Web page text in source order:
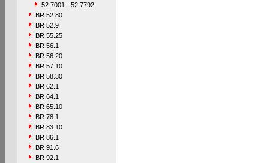
52 7001 - 52 7792
BR 52.80
BR 52.9
BR 55.25
BR 56.1
BR 56.20
BR 57.10
BR 58.30
BR 62.1
BR 64.1
BR 65.10
BR 78.1
BR 83.10
BR 86.1
BR 91.6
BR 92.1